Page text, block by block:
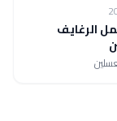
الرغايف